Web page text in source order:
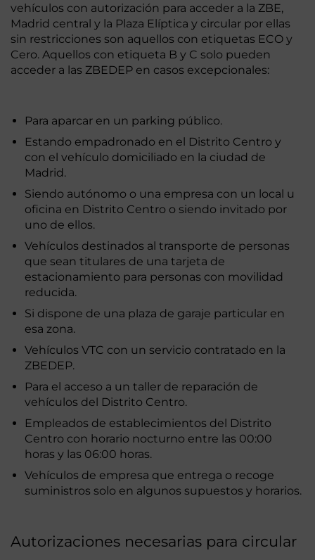
vehículos con autorización para acceder a la ZBE,
Madrid central y la Plaza Elíptica y circular por ellas
sin restricciones son aquellos con etiquetas ECO y
Cero. Aquellos con etiqueta B y C solo pueden
acceder a las ZBEDEP en casos excepcionales:
Para aparcar en un parking público.
Estando empadronado en el Distrito Centro y
con el vehículo domiciliado en la ciudad de
Madrid.
Siendo autónomo o una empresa con un local u
oficina en Distrito Centro o siendo invitado por
uno de ellos.
Vehículos destinados al transporte de personas
que sean titulares de una tarjeta de
estacionamiento para personas con movilidad
reducida.
Si dispone de una plaza de garaje particular en
esa zona.
Vehículos VTC con un servicio contratado en la
ZBEDEP.
Para el acceso a un taller de reparación de
vehículos del Distrito Centro.
Empleados de establecimientos del Distrito
Centro con horario nocturno entre las 00:00
horas y las 06:00 horas.
Vehículos de empresa que entrega o recoge
suministros solo en algunos supuestos y horarios.
Autorizaciones necesarias para circular